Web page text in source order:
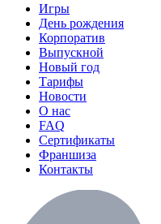
Игры
День рождения
Корпоратив
Выпускной
Новый год
Тарифы
Новости
О нас
FAQ
Сертификаты
Франшиза
Контакты